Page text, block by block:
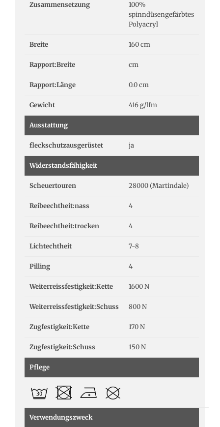
Zusammensetzung
100%
spinndüsengefärbtes
Polyacryl
Breite 160 cm
Rapport:Breite cm
Rapport:Länge 0.0 cm
Gewicht 416 g/lfm
Ausstattung
fleckschutzausgerüstet ja
Widerstandsfähigkeit
Scheuertouren 28000 (Martindale)
Reibeechtheit:nass 4
Reibeechtheit:trocken 4
Lichtechtheit 7-8
Pilling 4
Weiterreissfestigkeit:Kette 1600 N
Weiterreissfestigkeit:Schuss 800 N
Zugfestigkeit:Kette 170 N
Zugfestigkeit:Schuss 150 N
Pflege
Verwendungszweck